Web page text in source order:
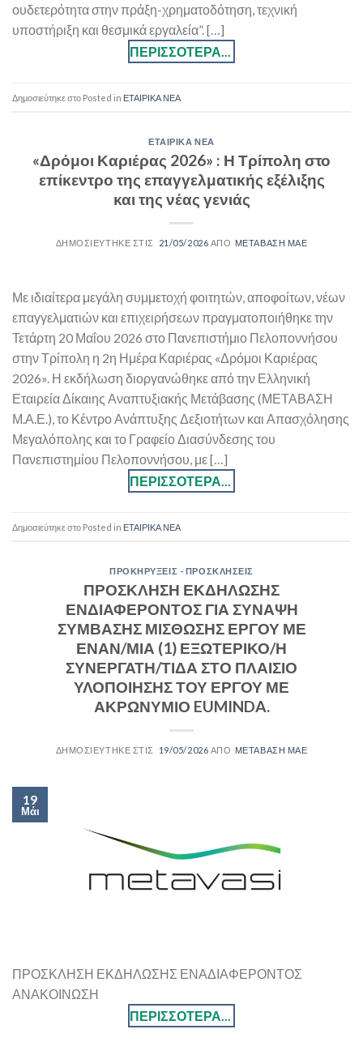
ουδετερότητα στην πράξη-χρηματοδότηση, τεχνική
υποστήριξη και θεσμικά εργαλεία”. […]
Posted in ΕΤΑΙΡΙΚΑ ΝΕΑ
ΕΤΑΙΡΙΚΑ ΝΕΑ
«Δρόμοι Καριέρας 2026» : Η Τρίπολη στο
επίκεντρο της επαγγελματικής εξέλιξης
και της νέας γενιάς
21/05/2026 ΜΕΤΑΒΑΣΗ ΜΑΕ
Με ιδιαίτερα μεγάλη συμμετοχή φοιτητών, αποφοίτων, νέων
επαγγελματιών και επιχειρήσεων πραγματοποιήθηκε την
Τετάρτη 20 Μαΐου 2026 στο Πανεπιστήμιο Πελοποννήσου
στην Τρίπολη η 2η Ημέρα Καριέρας «Δρόμοι Καριέρας
2026». Η εκδήλωση διοργανώθηκε από την Ελληνική
Εταιρεία Δίκαιης Αναπτυξιακής Μετάβασης (ΜΕΤΑΒΑΣΗ
Μ.Α.Ε.), το Κέντρο Ανάπτυξης Δεξιοτήτων και Απασχόλησης
Μεγαλόπολης και το Γραφείο Διασύνδεσης του
Πανεπιστημίου Πελοποννήσου, με […]
Posted in ΕΤΑΙΡΙΚΑ ΝΕΑ
ΠΡΟΚΗΡΥΞΕΙΣ - ΠΡΟΣΚΛΗΣΕΙΣ
ΠΡΟΣΚΛΗΣΗ ΕΚΔΗΛΩΣΗΣ
ΕΝΔΙΑΦΕΡΟΝΤΟΣ ΓΙΑ ΣΥΝΑΨΗ
ΣΥΜΒΑΣΗΣ ΜΙΣΘΩΣΗΣ ΕΡΓΟΥ ΜΕ
ΕΝΑΝ/ΜΙΑ (1) ΕΞΩΤΕΡΙΚΟ/Η
ΣΥΝΕΡΓΑΤΗ/ΤΙΔΑ ΣΤΟ ΠΛΑΙΣΙΟ
ΥΛΟΠΟΙΗΣΗΣ ΤΟΥ ΕΡΓΟΥ ΜΕ
ΑΚΡΩΝΥΜΙΟ EUMINDA.
19/05/2026 ΜΕΤΑΒΑΣΗ ΜΑΕ
19
Μάι
ΠΡΟΣΚΛΗΣΗ ΕΚΔΗΛΩΣΗΣ ΕΝΑΔΙΑΦΕΡΟΝΤΟΣ
ΑΝΑΚΟΙΝΩΣΗ